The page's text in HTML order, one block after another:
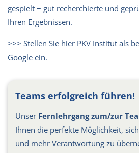
gespielt − gut recherchierte und
Ihren Ergebnissen.
>>> Stellen Sie hier PKV Institut als
Google ein.
Teams erfolgreich führen!
Unser Fernlehrgang zum/zur
Ihnen die perfekte Möglichkeit,
und mehr Verantwortung zu